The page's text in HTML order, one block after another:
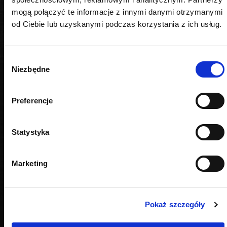
mogą połączyć te informacje z innymi danymi otrzymanymi
od Ciebie lub uzyskanymi podczas korzystania z ich usług.
zgody
Niezbędne
Preferencje
Statystyka
Marketing
Pokaż szczegóły